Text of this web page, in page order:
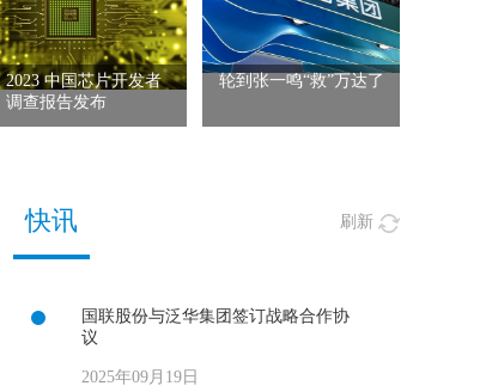
2023 中国芯片开发者
调查报告发布
轮到张一鸣“救”万达了
快讯 刷新
国联股份与泛华集团签订战略合作协
议
2025年09月19日